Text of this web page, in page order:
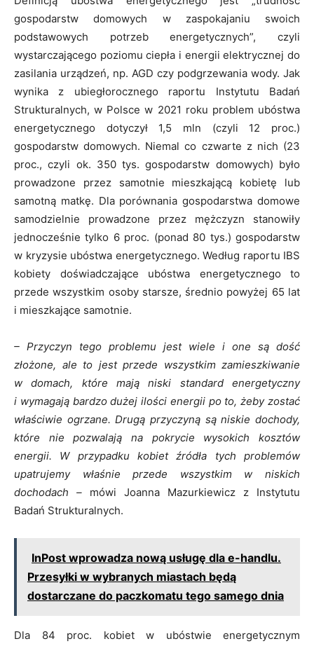
gospodarstw domowych w zaspokajaniu swoich
podstawowych potrzeb energetycznych”, czyli
wystarczającego poziomu ciepła i energii elektrycznej do
zasilania urządzeń, np. AGD czy podgrzewania wody. Jak
wynika z ubiegłorocznego raportu Instytutu Badań
Strukturalnych, w Polsce w 2021 roku problem ubóstwa
energetycznego dotyczył 1,5 mln (czyli 12 proc.)
gospodarstw domowych. Niemal co czwarte z nich (23
proc., czyli ok. 350 tys. gospodarstw domowych) było
prowadzone przez samotnie mieszkającą kobietę lub
samotną matkę. Dla porównania gospodarstwa domowe
samodzielnie prowadzone przez mężczyzn stanowiły
jednocześnie tylko 6 proc. (ponad 80 tys.) gospodarstw
w kryzysie ubóstwa energetycznego. Według raportu IBS
kobiety doświadczające ubóstwa energetycznego to
przede wszystkim osoby starsze, średnio powyżej 65 lat
i mieszkające samotnie.
– Przyczyn tego problemu jest wiele i one są dość
złożone, ale to jest przede wszystkim zamieszkiwanie
w domach, które mają niski standard energetyczny
i wymagają bardzo dużej ilości energii po to, żeby zostać
właściwie ogrzane. Drugą przyczyną są niskie dochody,
które nie pozwalają na pokrycie wysokich kosztów
energii. W przypadku kobiet źródła tych problemów
upatrujemy właśnie przede wszystkim w niskich
dochodach – mówi Joanna Mazurkiewicz z Instytutu
Badań Strukturalnych.
InPost wprowadza nową usługę dla e-handlu.
Przesyłki w wybranych miastach będą
dostarczane do paczkomatu tego samego dnia
Dla 84 proc. kobiet w ubóstwie energetycznym